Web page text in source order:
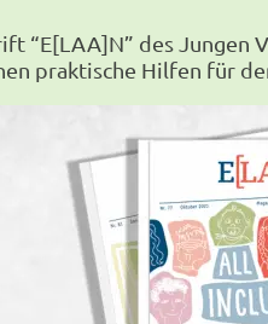
“E[LAA]N” des Jungen
praktische Hilfen für